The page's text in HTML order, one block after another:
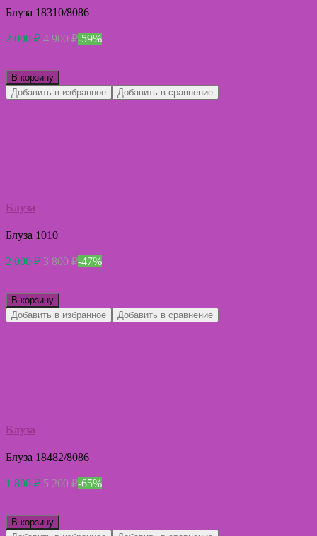
Блуза 18310/8086
2 000 ₽ 4 900 ₽-59%
В корзину
Добавить в избранное
Добавить в сравнение
Блуза
Блуза 1010
2 000 ₽ 3 800 ₽-47%
В корзину
Добавить в избранное
Добавить в сравнение
Блуза
Блуза 18482/8086
1 800 ₽ 5 200 ₽-65%
В корзину